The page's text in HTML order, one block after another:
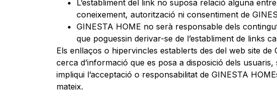
L’establiment del link no suposa relació alguna
coneixement, autorització ni consentiment de
GINESTA HOME no serà responsable dels
que poguessin derivar-se de l’establiment de links
Els enllaços o hipervincles establerts des del web site
cerca d’informació que es posa a disposició dels
impliqui l’acceptació o responsabilitat de GINESTA
mateix.